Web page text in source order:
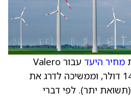
מחיר היעד
עבור Valero
) ל־178 דולר מ־149 דולר, וממשיכה לדרג את
המניה ב־Outperform (תשואת יתר). לפי דברי